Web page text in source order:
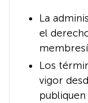
La
el
Los
vigor